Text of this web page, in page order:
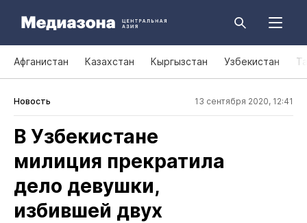
Афганистан Казахстан Кыргызстан Узбекистан
Новость 13 сентября 2020, 12:41
В Узбекистане
милиция прекратила
дело девушки,
избившей двух